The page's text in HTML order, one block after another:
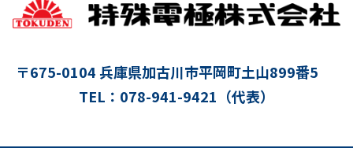
〒675-0104 兵庫県加古川市平岡町土山899番5
TEL：078-941-9421（代表）